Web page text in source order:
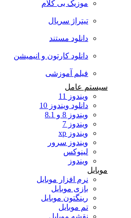
موزیک بی کلام
تیتراژ سریال
دانلود مستند
دانلود کارتون و انیمیشن
فیلم آموزشی
سیستم عامل
ویندوز 11
دانلود ویندوز 10
ویندوز 8 و 8.1
ویندوز 7
ویندوز xp
ویندوز سرور
لینوکس
ویندوز
نرم افزار موبایل
بازی موبایل
رینگتون موبایل
تم موبایل
نقشه موبایل